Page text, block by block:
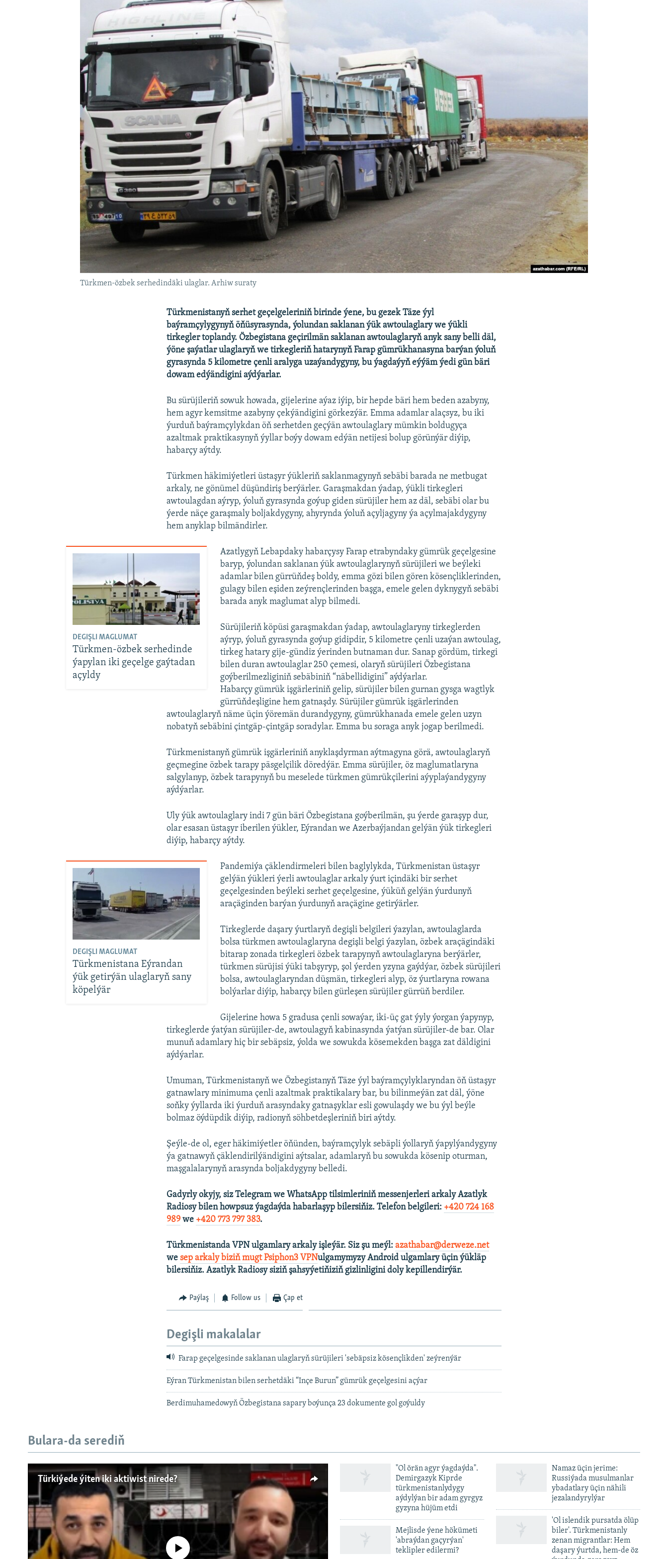
Русский
Türkmen-özbek serhedindäki ulaglar. Arhiw suraty
Türkmenistanyň serhet geçelgeleriniň birinde ýene, bu gezek Täze ýyl
baýramçylygynyň öňüsyrasynda, ýolundan saklanan ýük awtoulaglary we ýükli
tirkegler toplandy. Özbegistana geçirilmän saklanan awtoulaglaryň anyk sany belli däl,
ýöne şaýatlar ulaglaryň we tirkegleriň hatarynyň Farap gümrükhanasyna barýan ýoluň
gyrasynda 5 kilometre çenli aralyga uzaýandygyny, bu ýagdaýyň eýýäm ýedi gün bäri
dowam edýändigini aýdýarlar.
Bu sürüjileriň sowuk howada, gijelerine aýaz iýip, bir hepde bäri hem beden azabyny,
hem agyr kemsitme azabyny çekýändigini görkezýär. Emma adamlar alaçsyz, bu iki
ýurduň baýramçylykdan öň serhetden geçýän awtoulaglary mümkin boldugyça
azaltmak praktikasynyň ýyllar boýy dowam edýän netijesi bolup görünýär diýip,
habarçy aýtdy.
Türkmen häkimiýetleri üstaşyr ýükleriň saklanmagynyň sebäbi barada ne metbugat
arkaly, ne gönümel düşündiriş berýärler. Garaşmakdan ýadap, ýükli tirkegleri
awtoulagdan aýryp, ýoluň gyrasynda goýup giden sürüjiler hem az däl, sebäbi olar bu
ýerde näçe garaşmaly boljakdygyny, ahyrynda ýoluň açyljagyny ýa açylmajakdygyny
hem anyklap bilmändirler.
DEGIŞLI MAGLUMAT
Türkmen-özbek serhedinde
ýapylan iki geçelge gaýtadan
açyldy
Azatlygyň Lebapdaky habarçysy Farap etrabyndaky gümrük geçelgesine
baryp, ýolundan saklanan ýük awtoulaglarynyň sürüjileri we beýleki
adamlar bilen gürrüňdeş boldy, emma gözi bilen gören kösençliklerinden,
gulagy bilen eşiden zeýrençlerinden başga, emele gelen dyknygyň sebäbi
barada anyk maglumat alyp bilmedi.
Sürüjileriň köpüsi garaşmakdan ýadap, awtoulaglaryny tirkeglerden
aýryp, ýoluň gyrasynda goýup gidipdir, 5 kilometre çenli uzaýan awtoulag,
tirkeg hatary gije-gündiz ýerinden butnaman dur. Sanap gördüm, tirkegi
bilen duran awtoulaglar 250 çemesi, olaryň sürüjileri Özbegistana
goýberilmezliginiň sebäbiniň “näbellidigini” aýdýarlar.
Habarçy gümrük işgärleriniň gelip, sürüjiler bilen gurnan gysga wagtlyk
gürrüňdeşligine hem gatnaşdy. Sürüjiler gümrük işgärlerinden
awtoulaglaryň näme üçin ýöremän durandygyny, gümrükhanada emele gelen uzyn
nobatyň sebäbini çintgäp-çintgäp soradylar. Emma bu soraga anyk jogap berilmedi.
Türkmenistanyň gümrük işgärleriniň anyklaşdyrman aýtmagyna görä, awtoulaglaryň
geçmegine özbek tarapy päsgelçilik döredýär. Emma sürüjiler, öz maglumatlaryna
salgylanyp, özbek tarapynyň bu meselede türkmen gümrükçilerini aýyplaýandygyny
aýdýarlar.
Uly ýük awtoulaglary indi 7 gün bäri Özbegistana goýberilmän, şu ýerde garaşyp dur,
olar esasan üstaşyr iberilen ýükler, Eýrandan we Azerbaýjandan gelýän ýük tirkegleri
diýip, habarçy aýtdy.
DEGIŞLI MAGLUMAT
Türkmenistana Eýrandan
ýük getirýän ulaglaryň sany
köpelýär
Pandemiýa çäklendirmeleri bilen baglylykda, Türkmenistan üstaşyr
gelýän ýükleri ýerli awtoulaglar arkaly ýurt içindäki bir serhet
geçelgesinden beýleki serhet geçelgesine, ýüküň gelýän ýurdunyň
araçäginden barýan ýurdunyň araçägine getirýärler.
Tirkeglerde daşary ýurtlaryň degişli belgileri ýazylan, awtoulaglarda
bolsa türkmen awtoulaglaryna degişli belgi ýazylan, özbek araçägindäki
bitarap zonada tirkegleri özbek tarapynyň awtoulaglaryna berýärler,
türkmen sürüjisi ýüki tabşyryp, şol ýerden yzyna gaýdýar, özbek sürüjileri
bolsa, awtoulaglaryndan düşmän, tirkegleri alyp, öz ýurtlaryna rowana
bolýarlar diýip, habarçy bilen gürleşen sürüjiler gürrüň berdiler.
Gijelerine howa 5 gradusa çenli sowaýar, iki-üç gat ýyly ýorgan ýapynyp,
tirkeglerde ýatýan sürüjiler-de, awtoulagyň kabinasynda ýatýan sürüjiler-de bar. Olar
munuň adamlary hiç bir sebäpsiz, ýolda we sowukda kösemekden başga zat däldigini
aýdýarlar.
Umuman, Türkmenistanyň we Özbegistanyň Täze ýyl baýramçylyklaryndan öň üstaşyr
gatnawlary minimuma çenli azaltmak praktikalary bar, bu bilinmeýän zat däl, ýöne
soňky ýyllarda iki ýurduň arasyndaky gatnaşyklar esli gowulaşdy we bu ýyl beýle
bolmaz öýdüpdik diýip, radionyň söhbetdeşleriniň biri aýtdy.
Şeýle-de ol, eger häkimiýetler öňünden, baýramçylyk sebäpli ýollaryň ýapylýandygyny
ýa gatnawyň çäklendirilýändigini aýtsalar, adamlaryň bu sowukda kösenip oturman,
maşgalalarynyň arasynda boljakdygyny belledi.
Gadyrly okyjy, siz Telegram we WhatsApp tilsimleriniň messenjerleri arkaly Azatlyk
Radiosy bilen howpsuz ýagdaýda habarlaşyp bilersiňiz. Telefon belgileri: +420 724 168
989 we +420 773 797 383.
Türkmenistanda VPN ulgamlary arkaly işleýär. Siz şu meýl:azathabar@derweze.net
wesep arkaly biziň mugt Psiphon3 VPNulgamymyzy Android ulgamlary üçin ýükläp
bilersiňiz. Azatlyk Radiosy siziň şahsyýetiňiziň gizlinligini doly kepillendirýär.
Paýlaş Follow us Çap et
Degişli makalalar
Farap geçelgesinde saklanan ulaglaryň sürüjileri 'sebäpsiz kösençlikden' zeýrenýär
Eýran Türkmenistan bilen serhetdäki “Inçe Burun” gümrük geçelgesini açýar
Berdimuhamedowyň Özbegistana sapary boýunça 23 dokumente gol goýuldy
Bulara-da serediň
Türkiýede ýiten iki aktiwist nirede?
No media source currently available
"Ol örän agyr ýagdaýda".
Demirgazyk Kiprde
türkmenistanlydygy
aýdylýan bir adam gyrgyz
gyzyna hüjüm etdi
Mejlisde ýene hökümeti
'abraýdan gaçyrýan'
teklipler edilermi?
Namaz üçin jerime:
Russiýada musulmanlar
ybadatlary üçin nähili
jezalandyrylýar
'Ol islendik pursatda ölüp
biler'. Türkmenistanly
zenan migrantlar: Hem
daşary ýurtda, hem-de öz